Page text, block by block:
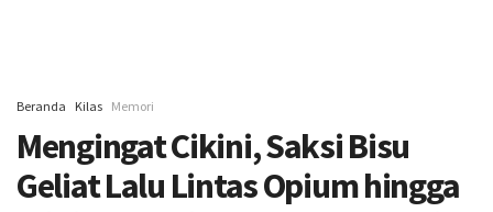
Beranda Kilas Memori
Mengingat Cikini, Saksi Bisu
Geliat Lalu Lintas Opium hingga